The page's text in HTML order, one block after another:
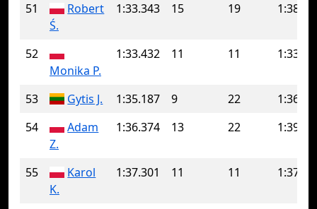
51
Robert
Ś.
1:33.343 15 19
52
Monika P.
1:33.432 11 11
53 Gytis J. 1:35.187 9 22
54
Adam
Z.
1:36.374 13 22
55
Karol
K.
1:37.301 11 11